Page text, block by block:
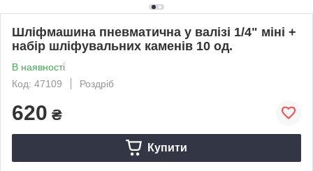
Шліфмашина пневматична у валізі 1/4" міні +
набір шліфувальних каменів 10 од.
В наявності
Код: 47109
Роздріб
620 ₴
Купити